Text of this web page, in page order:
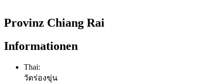
Provinz Chiang Rai
Informationen
Thai:
วัดร่องขุ่น